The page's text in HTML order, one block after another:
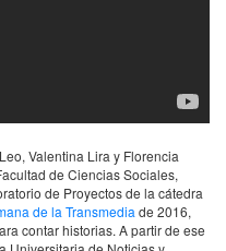
Valentina Lira y Florencia
de Ciencias Sociales,
de Proyectos de la cátedra
de la Transmedia de 2016,
contar historias. A partir de ese